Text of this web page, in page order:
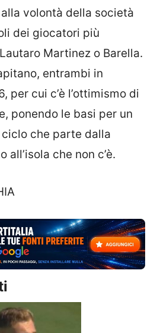
volontà della società
dei giocatori più
Martinez o Barella.
entrambi in
per cui c’è l’ottimismo di
ponendo le basi per un
che parte dalla
all’isola che non c’è.